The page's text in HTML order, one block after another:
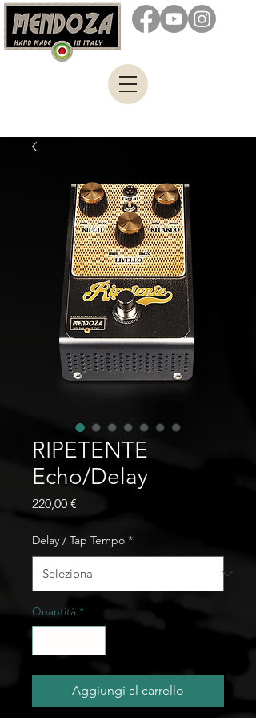
RIPETENTE
Echo/Delay
220,00 €
Delay / Tap Tempo *
Quantità *
Aggiungi al carrello